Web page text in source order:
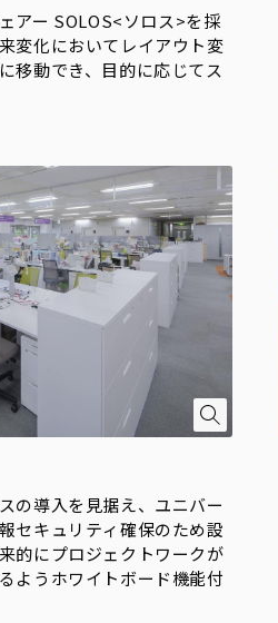
アー SOLOS<ソロス>を採
変化においてレイアウト変
移動でき、目的に応じてス
の導入を見据え、ユニバー
セキュリティ確保のため設
的にプロジェクトワークが
ようホワイトボード機能付